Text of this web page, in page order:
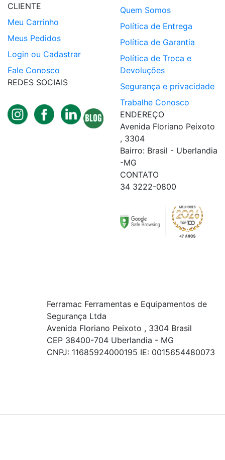
CLIENTE
Meu Carrinho
Meus Pedidos
Login ou Cadastrar
Fale Conosco
REDES SOCIAIS
Quem Somos
Política de Entrega
Política de Garantia
Política de Troca e
Devoluções
Segurança e privacidade
Trabalhe Conosco
ENDEREÇO
Avenida Floriano Peixoto
, 3304
Bairro: Brasil - Uberlandia
-MG
CONTATO
34 3222-0800
Ferramac Ferramentas e Equipamentos de
Segurança Ltda
Avenida Floriano Peixoto , 3304 Brasil
CEP 38400-704 Uberlandia - MG
CNPJ: 11685924000195 IE: 0015654480073